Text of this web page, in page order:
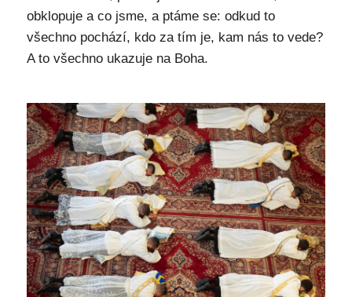
obklopuje a co jsme, a ptáme se: odkud to
všechno pochází, kdo za tím je, kam nás to vede?
A to všechno ukazuje na Boha.